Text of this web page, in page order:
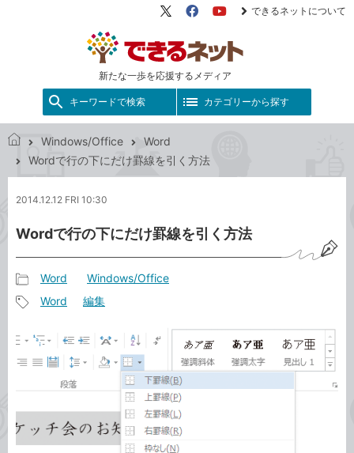
新たな一歩を応援するメディア
X（旧
FacebookYouTube
できるネットについて
キーワードで検索 カテゴリーから探す
で
ネ
ト
Windows/Office
Word
Wordで行の下にだけ罫線を引く方法
2014.12.12 FRI 10:30
Wordで行の下にだけ罫線を引く方法
事
テ
ゴ
Word Windows/Office
事
Word 編集